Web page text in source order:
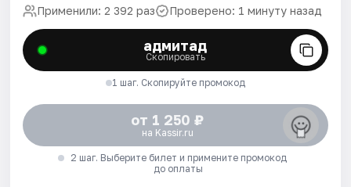
Применили: 2 392 раз Проверено: 1 минуту назад
адмитад
Скопировать
1 шаг. Скопируйте промокод
от 1 250 ₽
на Kassir.ru
2 шаг. Выберите билет и примените промокод
до оплаты